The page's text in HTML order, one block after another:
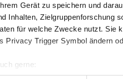
Gerät zu speichern und
Inhalten, Zielgruppenforschung
für welche Zwecke nutzt. Sie
Privacy Trigger Symbol ändern
gerne: